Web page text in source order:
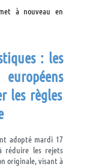
à nouveau en
: les
européens
rles règles
adopté mardi 17
réduire les rejets
originale, visant à